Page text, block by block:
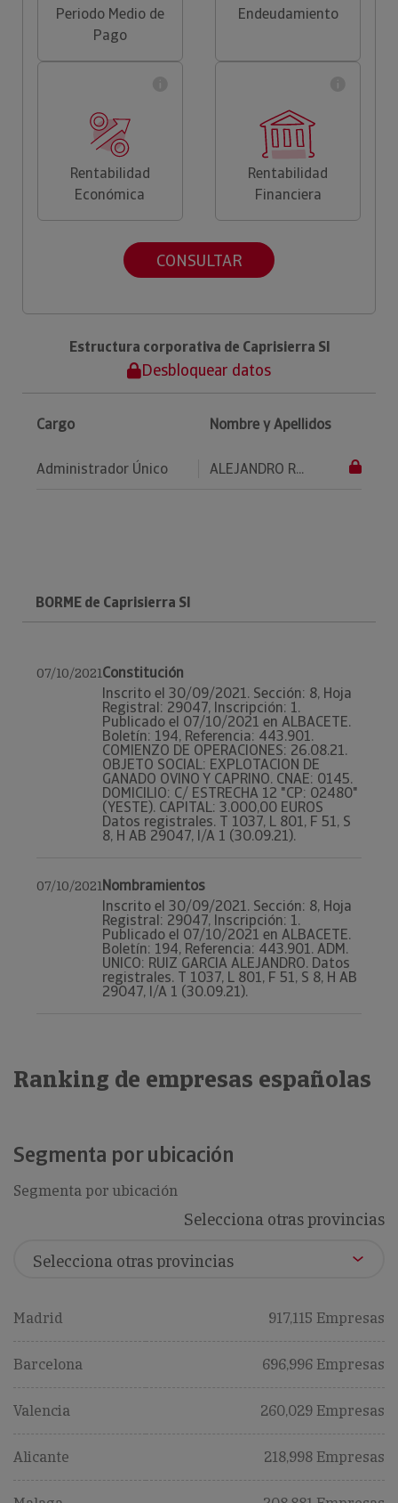
Periodo Medio de
Pago
Endeudamiento
Rentabilidad
Económica
Rentabilidad
Financiera
CONSULTAR
Estructura corporativa de Caprisierra Sl
Desbloquear datos
Cargo Nombre y Apellidos
Administrador Único ALEJANDRO R...
BORME de Caprisierra Sl
07/10/2021Constitución
Inscrito el 30/09/2021. Sección: 8, Hoja
Registral: 29047, Inscripción: 1.
Publicado el 07/10/2021 en ALBACETE.
Boletín: 194, Referencia: 443.901.
COMIENZO DE OPERACIONES: 26.08.21.
OBJETO SOCIAL: EXPLOTACION DE
GANADO OVINO Y CAPRINO. CNAE: 0145.
DOMICILIO: C/ ESTRECHA 12 "CP: 02480"
(YESTE). CAPITAL: 3.000,00 EUROS
Datos registrales. T 1037, L 801, F 51, S
8, H AB 29047, I/A 1 (30.09.21).
07/10/2021Nombramientos
Inscrito el 30/09/2021. Sección: 8, Hoja
Registral: 29047, Inscripción: 1.
Publicado el 07/10/2021 en ALBACETE.
Boletín: 194, Referencia: 443.901. ADM.
UNICO: RUIZ GARCIA ALEJANDRO. Datos
registrales. T 1037, L 801, F 51, S 8, H AB
29047, I/A 1 (30.09.21).
Ranking de empresas españolas
Segmenta por ubicación
Segmenta por ubicación
Selecciona otras provincias
Madrid 917,115 Empresas
Barcelona 696,996 Empresas
Valencia 260,029 Empresas
Alicante 218,998 Empresas